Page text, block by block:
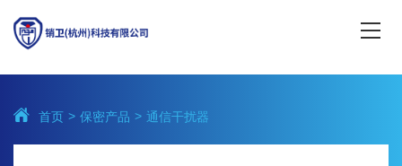
首页 保密产品 通信干扰器